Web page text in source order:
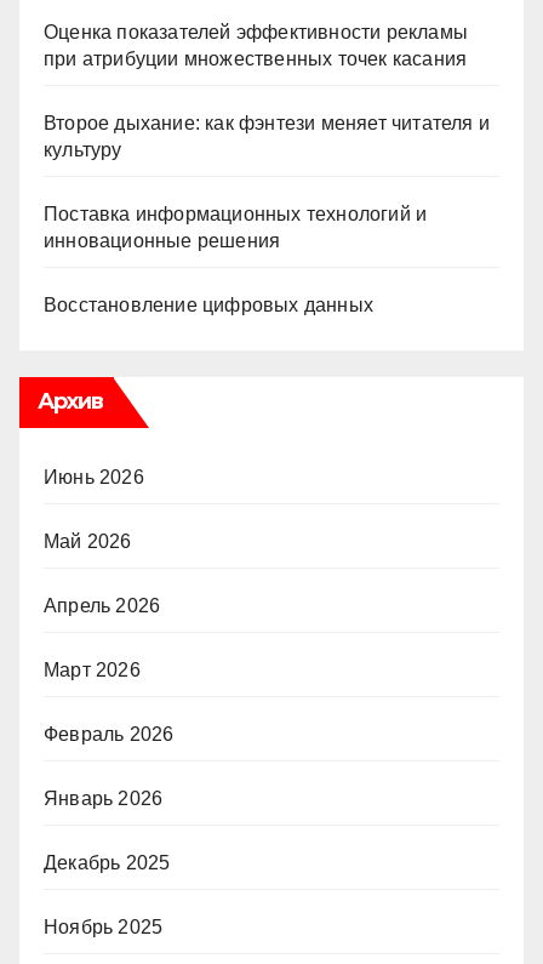
Оценка показателей эффективности рекламы
при атрибуции множественных точек касания
Второе дыхание: как фэнтези меняет читателя и
культуру
Поставка информационных технологий и
инновационные решения
Восстановление цифровых данных
Архив
Июнь 2026
Май 2026
Апрель 2026
Март 2026
Февраль 2026
Январь 2026
Декабрь 2025
Ноябрь 2025